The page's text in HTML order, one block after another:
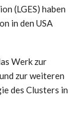
(LGES) haben
in den USA
Werk zur
zur weiteren
des Clusters in